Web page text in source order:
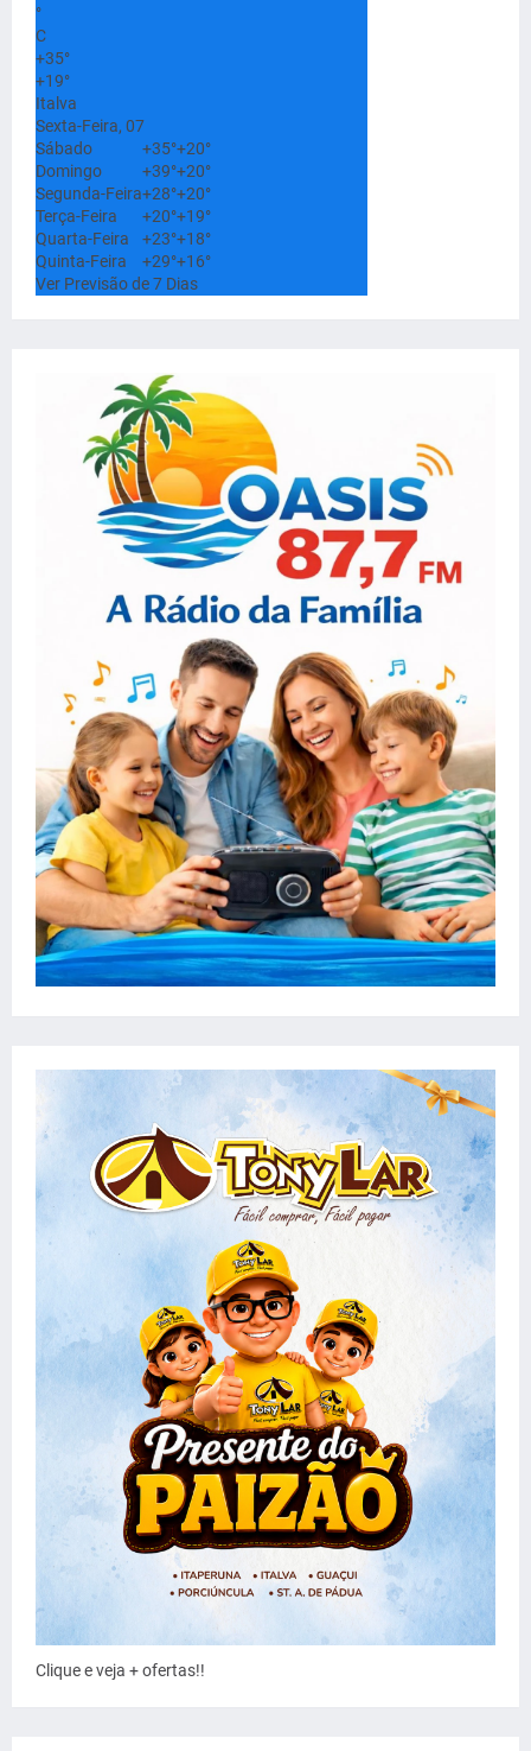
°
C
+35°
+19°
Italva
Sexta-Feira, 07
Sábado
+35°+20°
Domingo
+39°+20°
Segunda-Feira+28°+20°
Terça-Feira
+20°+19°
Quarta-Feira
+23°+18°
Quinta-Feira
+29°+16°
Ver Previsão de 7 Dias
Clique e veja + ofertas!!